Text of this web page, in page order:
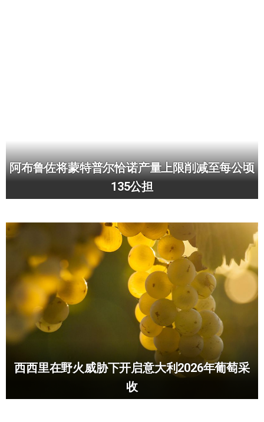
阿布鲁佐将蒙特普尔恰诺产量上限削减至每公顷
135公担
西西里在野火威胁下开启意大利2026年葡萄采
收